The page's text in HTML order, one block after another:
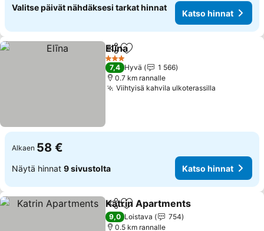
Valitse päivät nähdäksesi tarkat hinnat
Katso hinnat
Jaa Lisää suosikkeihin
Elīna
3 Tähtiluokitus
7,4 Hyvä
1 566
0.7 km rannalle
Viihtyisä kahvila ulkoterassilla
Alkaen 58 €
Näytä hinnat 9 sivustolta Katso hinnat
Jaa Lisää suosikkeihin
Katrin Apartments
9,0 Loistava
754
0.5 km rannalle